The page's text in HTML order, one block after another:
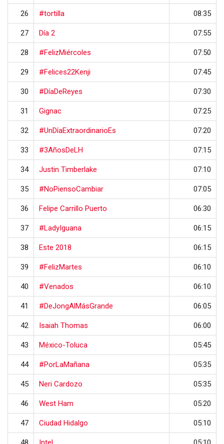
26 #tortilla 08:35
27 Día 2 07:55
28 #FelizMiércoles 07:50
29 #Felices22Kenji 07:45
30 #DíaDeReyes 07:30
31 Gignac 07:25
32 #UnDíaExtraordinarioEs 07:20
33 #3AñosDeLH 07:15
34 Justin Timberlake 07:10
35 #NoPiensoCambiar 07:05
36 Felipe Carrillo Puerto 06:30
37 #LadyIguana 06:15
38 Este 2018 06:15
39 #FelizMartes 06:10
40 #Venados 06:10
41 #DeJongAlMásGrande 06:05
42 Isaiah Thomas 06:00
43 México-Toluca 05:45
44 #PorLaMañana 05:35
45 Neri Cardozo 05:35
46 West Ham 05:20
47 Ciudad Hidalgo 05:10